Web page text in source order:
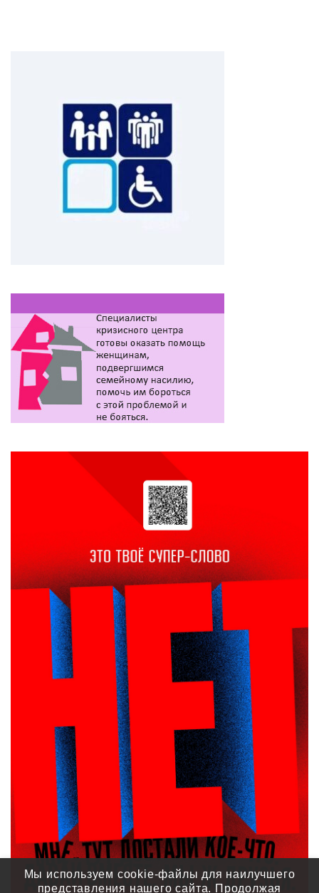
Мы используем cookie-файлы для наилучшего
представления нашего сайта. Продолжая